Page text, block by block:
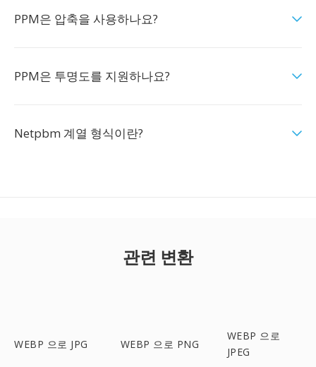
PPM은 압축을 사용하나요?
PPM은 투명도를 지원하나요?
Netpbm 계열 형식이란?
관련 변환
WEBP 으로 JPG WEBP 으로 PNG
WEBP 으로
JPEG